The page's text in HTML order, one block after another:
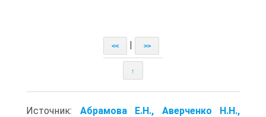
<< >>
↑
Источник: Абрамова Е.Н., Аверченко Н.Н.,